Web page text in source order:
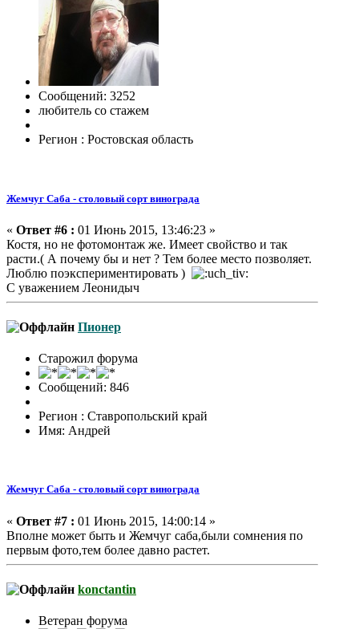
Сообщений: 3252
любитель со стажем
Регион : Ростовская область
Жемчуг Саба - столовый сорт винограда
« Ответ #6 : 01 Июнь 2015, 13:46:23 »
Костя, но не фотомонтаж же. Имеет свойство и так
расти.( А почему бы и нет ? Тем более место позволяет.
Люблю поэкспериментировать )
С уважением Леонидыч
Пионер
Старожил форума
Сообщений: 846
Регион : Ставропольский край
Имя: Андрей
Жемчуг Саба - столовый сорт винограда
« Ответ #7 : 01 Июнь 2015, 14:00:14 »
Вполне может быть и Жемчуг саба,были сомнения по
первым фото,тем более давно растет.
konctantin
Ветеран форума